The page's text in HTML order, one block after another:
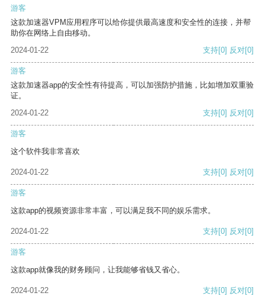
游客
这款加速器VPM应用程序可以给你提供最高速度和安全性的连接，并帮
助你在网络上自由移动。
2024-01-22
支持[0] 反对[0]
游客
这款加速器app的安全性有待提高，可以加强防护措施，比如增加双重验
证。
2024-01-22
支持[0] 反对[0]
游客
这个软件我非常喜欢
2024-01-22 支持[0] 反对[0]
游客
这款app的视频资源非常丰富，可以满足我不同的娱乐需求。
2024-01-22 支持[0] 反对[0]
游客
这款app就像我的财务顾问，让我能够省钱又省心。
2024-01-22 支持[0] 反对[0]